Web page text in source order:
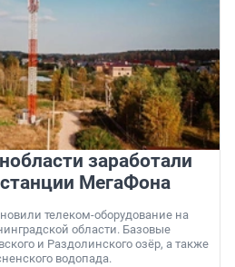
заработали
МегаФона
телеком-оборудование на
области. Базовые
и Раздолинского озёр, а также
водопада.